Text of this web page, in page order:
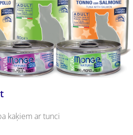
kaķiem ar tunci